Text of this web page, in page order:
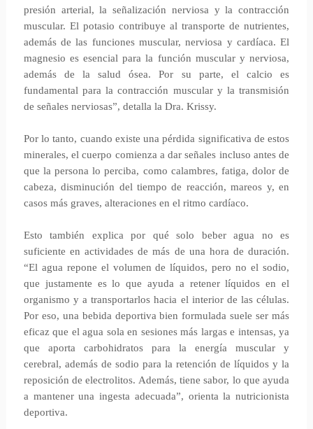
presión arterial, la señalización nerviosa y la contracción
muscular. El potasio contribuye al transporte de nutrientes,
además de las funciones muscular, nerviosa y cardíaca. El
magnesio es esencial para la función muscular y nerviosa,
además de la salud ósea. Por su parte, el calcio es
fundamental para la contracción muscular y la transmisión
de señales nerviosas”, detalla la Dra. Krissy.
Por lo tanto, cuando existe una pérdida significativa de estos
minerales, el cuerpo comienza a dar señales incluso antes de
que la persona lo perciba, como calambres, fatiga, dolor de
cabeza, disminución del tiempo de reacción, mareos y, en
casos más graves, alteraciones en el ritmo cardíaco.
Esto también explica por qué solo beber agua no es
suficiente en actividades de más de una hora de duración.
“El agua repone el volumen de líquidos, pero no el sodio,
que justamente es lo que ayuda a retener líquidos en el
organismo y a transportarlos hacia el interior de las células.
Por eso, una bebida deportiva bien formulada suele ser más
eficaz que el agua sola en sesiones más largas e intensas, ya
que aporta carbohidratos para la energía muscular y
cerebral, además de sodio para la retención de líquidos y la
reposición de electrolitos. Además, tiene sabor, lo que ayuda
a mantener una ingesta adecuada”, orienta la nutricionista
deportiva.